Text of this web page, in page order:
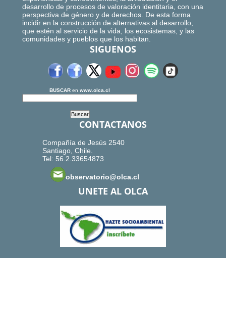
desarrollo de procesos de valoración identitaria, con una
perspectiva de género y de derechos. De esta forma
incidir en la construcción de alternativas al desarrollo,
que estén al servicio de la vida, los ecosistemas, y las
comunidades y pueblos que los habitan.
SIGUENOS
BUSCAR en www.olca.cl
CONTACTANOS
Compañía de Jesús 2540
Santiago, Chile.
Tel: 56.2.33654873
observatorio@olca.cl
UNETE AL OLCA